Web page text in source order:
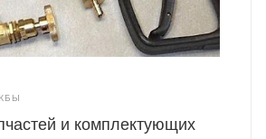
и комплектующих